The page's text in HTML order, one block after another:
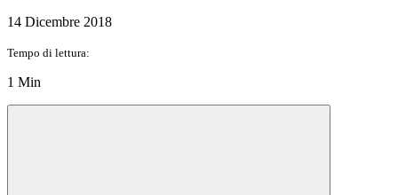
14 Dicembre 2018
Tempo di lettura:
1 Min